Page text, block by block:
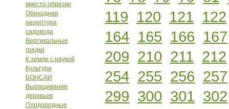
вместо обрезки
Обиходная
рецептура
садовода
Вертикальные
грядки
К земле с наукой
Культура
БОНСАИ
Выращивание
деревьев
Плодородные
119 120 121 122
164 165 166 167
209 210 211 212
254 255 256 257
299 300 301 302